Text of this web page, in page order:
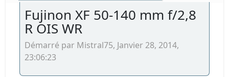
Fujinon XF 50-140 mm f/2,8
R OIS WR
Démarré par Mistral75, Janvier 28, 2014,
23:06:23